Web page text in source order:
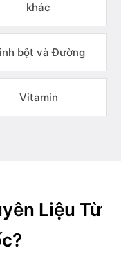
khác
bột và Đường
Vitamin
Liệu Từ